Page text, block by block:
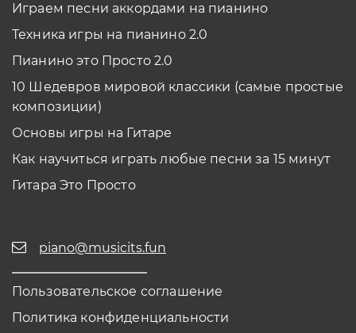
Играем песни аккордами на пианино
Техника игры на пианино 2.0
Пианино это Просто 2.0
10 Шедевров мировой классики (самые простые
композиции)
Основы игры на Гитаре
Как научиться играть любые песни за 15 минут
Гитара Это Просто
piano@musicits.fun
Пользовательское соглашение
Политика конфиденциальности